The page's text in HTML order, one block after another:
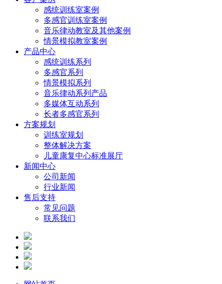
感统训练室案例
多感官训练室案例
音乐律动教室及其他案例
情景模拟教室案例
产品中心
感统训练系列
多感官系列
情景模拟系列
音乐律动系列产品
多媒体互动系列
长者多感官系列
方案规划
训练室规划
整体解决方案
儿童康复中心标准展厅
新闻中心
公司新闻
行业新闻
售后支持
常见问题
联系我们